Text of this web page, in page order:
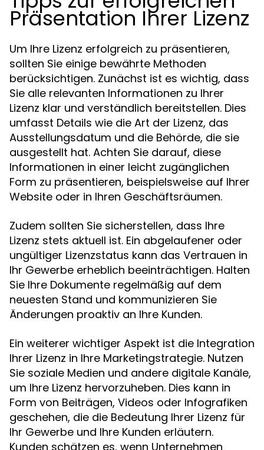
Präsentation Ihrer Lizenz
Um Ihre Lizenz erfolgreich zu präsentieren,
sollten Sie einige bewährte Methoden
berücksichtigen. Zunächst ist es wichtig, dass
Sie alle relevanten Informationen zu Ihrer
Lizenz klar und verständlich bereitstellen. Dies
umfasst Details wie die Art der Lizenz, das
Ausstellungsdatum und die Behörde, die sie
ausgestellt hat. Achten Sie darauf, diese
Informationen in einer leicht zugänglichen
Form zu präsentieren, beispielsweise auf Ihrer
Website oder in Ihren Geschäftsräumen.
Zudem sollten Sie sicherstellen, dass Ihre
Lizenz stets aktuell ist. Ein abgelaufener oder
ungültiger Lizenzstatus kann das Vertrauen in
Ihr Gewerbe erheblich beeinträchtigen. Halten
Sie Ihre Dokumente regelmäßig auf dem
neuesten Stand und kommunizieren Sie
Änderungen proaktiv an Ihre Kunden.
Ein weiterer wichtiger Aspekt ist die Integration
Ihrer Lizenz in Ihre Marketingstrategie. Nutzen
Sie soziale Medien und andere digitale Kanäle,
um Ihre Lizenz hervorzuheben. Dies kann in
Form von Beiträgen, Videos oder Infografiken
geschehen, die die Bedeutung Ihrer Lizenz für
Ihr Gewerbe und Ihre Kunden erläutern.
Kunden schätzen es, wenn Unternehmen